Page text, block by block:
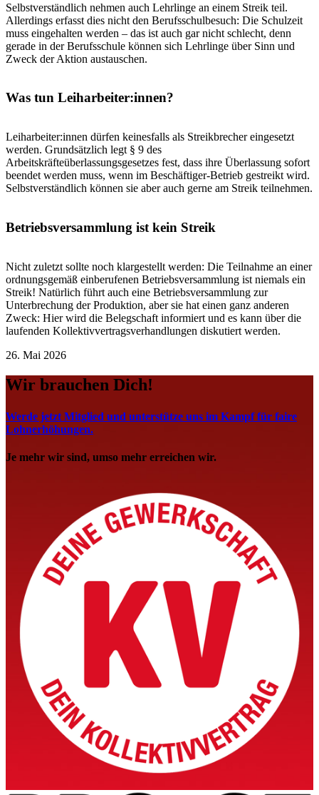
Selbstverständlich nehmen auch Lehrlinge an einem Streik teil.
Allerdings erfasst dies nicht den Berufsschulbesuch: Die Schulzeit
muss eingehalten werden – das ist auch gar nicht schlecht, denn
gerade in der Berufsschule können sich Lehrlinge über Sinn und
Zweck der Aktion austauschen.
Was tun Leiharbeiter:innen?
Leiharbeiter:innen dürfen keinesfalls als Streikbrecher eingesetzt
werden. Grundsätzlich legt § 9 des
Arbeitskräfteüberlassungsgesetzes fest, dass ihre Überlassung sofort
beendet werden muss, wenn im Beschäftiger-Betrieb gestreikt wird.
Selbstverständlich können sie aber auch gerne am Streik teilnehmen.
Betriebsversammlung ist kein Streik
Nicht zuletzt sollte noch klargestellt werden: Die Teilnahme an einer
ordnungsgemäß einberufenen Betriebsversammlung ist niemals ein
Streik! Natürlich führt auch eine Betriebsversammlung zur
Unterbrechung der Produktion, aber sie hat einen ganz anderen
Zweck: Hier wird die Belegschaft informiert und es kann über die
laufenden Kollektivvertragsverhandlungen diskutiert werden.
26. Mai 2026
Wir brauchen Dich!
Werde jetzt Mitglied und unterstütze uns im Kampf für faire
Lohnerhöhungen.
Je mehr wir sind, umso mehr erreichen wir.